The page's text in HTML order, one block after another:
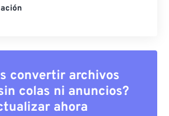
convertir archivos
colas ni anuncios?
ahora